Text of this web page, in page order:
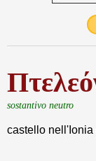
sostantivo neutro
castello